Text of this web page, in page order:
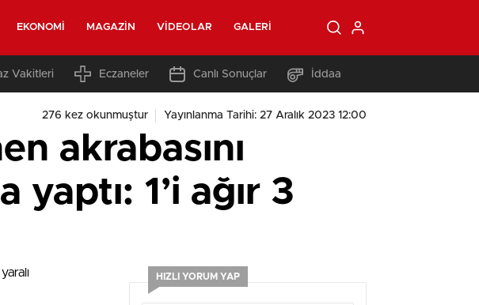
EKONOMI MAGAZIN VIDEOLAR GALERI
Vakitleri Eczaneler Canlı Sonuçlar İddaa
276 kez okunmuştur Yayınlanma Tarihi: 27 Aralık 2023 12:00
akrabasını
1’i ağır 3
HIZLI YORUM YAP